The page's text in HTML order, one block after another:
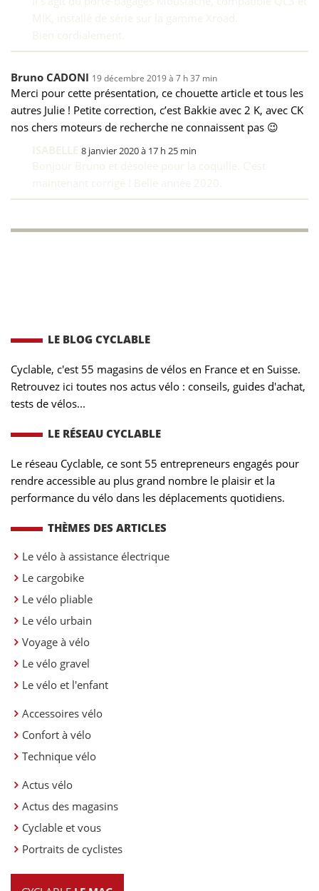
Bruno CADONI 19 décembre 2019 à 7 h 37 min
Merci pour cette présentation, ce chouette article et tous les
autres Julie ! Petite correction, c’est Bakkie avec 2 K, avec CK
nos chers moteurs de recherche ne connaissent pas 😉
8 janvier 2020 à 17 h 25 min
LE BLOG CYCLABLE
Cyclable, c'est 55 magasins de vélos en France et en Suisse.
Retrouvez ici toutes nos actus vélo : conseils, guides d'achat,
tests de vélos...
LE RÉSEAU CYCLABLE
Le réseau Cyclable, ce sont 55 entrepreneurs engagés pour
rendre accessible au plus grand nombre le plaisir et la
performance du vélo dans les déplacements quotidiens.
THÈMES DES ARTICLES
Le vélo à assistance électrique
Le cargobike
Le vélo pliable
Le vélo urbain
Voyage à vélo
Le vélo gravel
Le vélo et l'enfant
Accessoires vélo
Confort à vélo
Technique vélo
Actus vélo
Actus des magasins
Cyclable et vous
Portraits de cyclistes